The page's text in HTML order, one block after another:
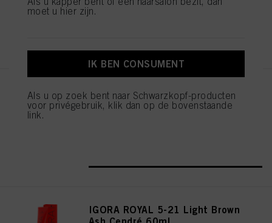
IGORA ROYAL Cools 9-19 60ml
ID-nr. 3075087
IGORA ROYAL 5-21 Light Brown
moet u hier zijn.
IK BEN CONSUMENT
Als u op zoek bent naar Schwarzkopf-producten
voor privégebruik, klik dan op de bovenstaande
link.